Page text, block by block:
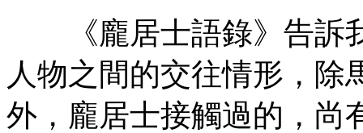
《龐居士語錄》告訴
人物之間的交往情形，除
外，龐居士接觸過的，尚